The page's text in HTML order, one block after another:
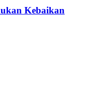
Kebaikan